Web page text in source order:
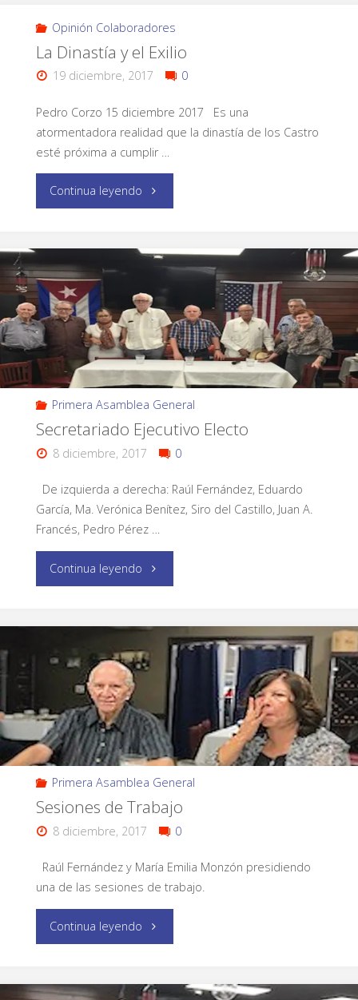
Opinión Colaboradores
La Dinastía y el Exilio
19 diciembre, 2017 0
Pedro Corzo 15 diciembre 2017 Es una
atormentadora realidad que la dinastía de los Castro
esté próxima a cumplir …
Continua leyendo
Primera Asamblea General
Secretariado Ejecutivo Electo
8 diciembre, 2017 0
De izquierda a derecha: Raúl Fernández, Eduardo
García, Ma. Verónica Benítez, Siro del Castillo, Juan A.
Francés, Pedro Pérez …
Continua leyendo
Primera Asamblea General
Sesiones de Trabajo
8 diciembre, 2017 0
Raúl Fernández y María Emilia Monzón presidiendo
una de las sesiones de trabajo.
Continua leyendo